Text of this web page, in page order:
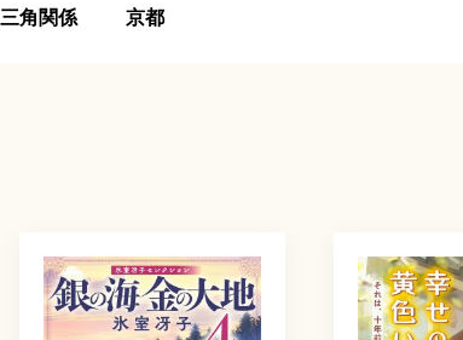
三角関係 京都